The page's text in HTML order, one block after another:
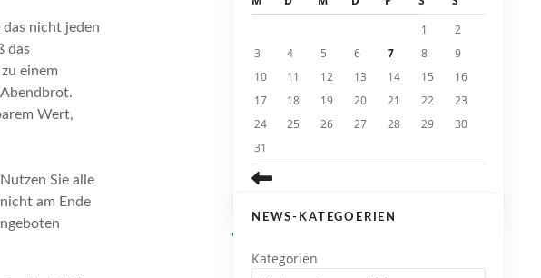
nicht jeden
das
einem
Wert,
Sie alle
am Ende
1
2
3
4 5 6 7 8
9
10
11 12 13 14 15
16
17
18 19 20 21 22
23
24
25 26 27 28 29
30
31
NEWS-KATEGOERIEN
Kategorien